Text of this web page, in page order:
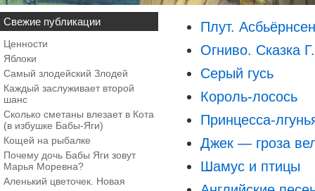
Свежие публикации
Ценности
Яблоки
Самый злодейский Злодей
Каждый заслуживает второй
шанс
Сколько сметаны влезает в Кота
(в избушке Бабы-Яги)
Кощей на рыбалке
Почему дочь Бабы Яги зовут
Марья Моревна?
Аленький цветочек. Новая
Плут.
Огниво. Сказка
Серый гусь
Король-лосось
Принцесса-
Джек — гроза
Шамус и птицы